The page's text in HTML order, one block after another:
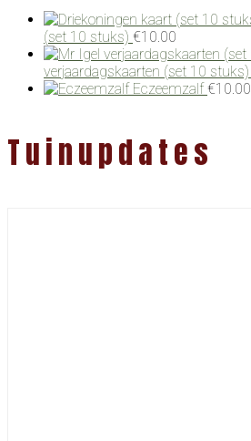
(set 10 stuks) €10.00
verjaardagskaarten (set 10 stuks)
Eczeemzalf €10.00
Tuinupdates